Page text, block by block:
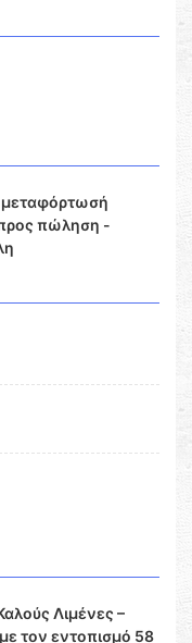
μεταφόρτωσή
πώληση -
Λιμένες –
τον εντοπισμό 58